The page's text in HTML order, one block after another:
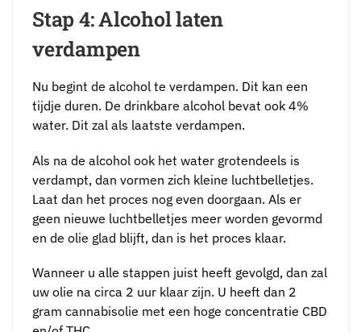
Stap 4: Alcohol laten
verdampen
Nu begint de alcohol te verdampen. Dit kan een
tijdje duren. De drinkbare alcohol bevat ook 4%
water. Dit zal als laatste verdampen.
Als na de alcohol ook het water grotendeels is
verdampt, dan vormen zich kleine luchtbelletjes.
Laat dan het proces nog even doorgaan. Als er
geen nieuwe luchtbelletjes meer worden gevormd
en de olie glad blijft, dan is het proces klaar.
Wanneer u alle stappen juist heeft gevolgd, dan zal
uw olie na circa 2 uur klaar zijn. U heeft dan 2
gram cannabisolie met een hoge concentratie CBD